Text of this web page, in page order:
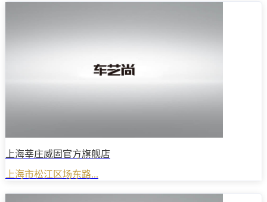
上海莘庄威固官方旗舰店
上海市松江区场东路...